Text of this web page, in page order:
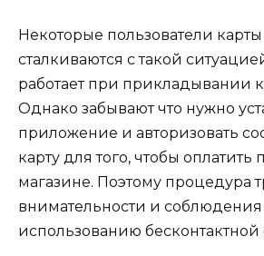
Некоторые пользователи
сталкиваются с такой
работает при прикладывании
Однако забывают что нужно
приложение и авторизовать
карту для того, чтобы оплатить
магазине. Поэтому процедура
внимательности и соблюдения
использованию бесконтактной